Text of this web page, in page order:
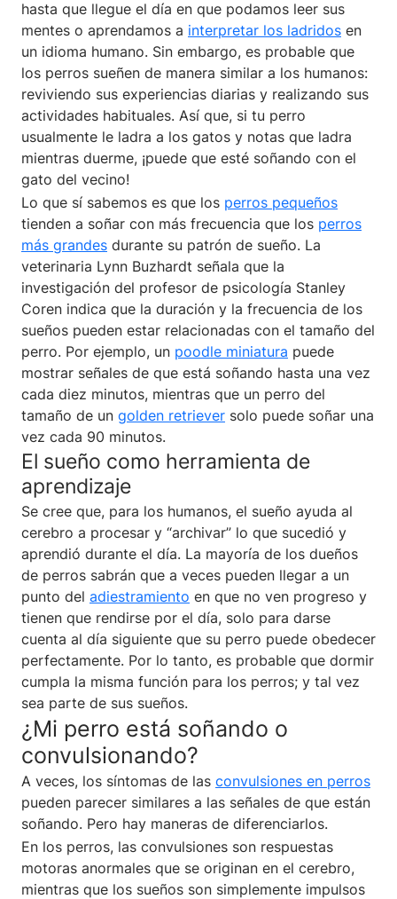
hasta que llegue el día en que podamos leer sus
mentes o aprendamos a interpretar los ladridos en
un idioma humano. Sin embargo, es probable que
los perros sueñen de manera similar a los humanos:
reviviendo sus experiencias diarias y realizando sus
actividades habituales. Así que, si tu perro
usualmente le ladra a los gatos y notas que ladra
mientras duerme, ¡puede que esté soñando con el
gato del vecino!
Lo que sí sabemos es que los perros pequeños
tienden a soñar con más frecuencia que los perros
más grandes durante su patrón de sueño. La
veterinaria Lynn Buzhardt señala que la
investigación del profesor de psicología Stanley
Coren indica que la duración y la frecuencia de los
sueños pueden estar relacionadas con el tamaño del
perro. Por ejemplo, un poodle miniatura puede
mostrar señales de que está soñando hasta una vez
cada diez minutos, mientras que un perro del
tamaño de un golden retriever solo puede soñar una
vez cada 90 minutos.
El sueño como herramienta de
aprendizaje
Se cree que, para los humanos, el sueño ayuda al
cerebro a procesar y “archivar” lo que sucedió y
aprendió durante el día. La mayoría de los dueños
de perros sabrán que a veces pueden llegar a un
punto del adiestramiento en que no ven progreso y
tienen que rendirse por el día, solo para darse
cuenta al día siguiente que su perro puede obedecer
perfectamente. Por lo tanto, es probable que dormir
cumpla la misma función para los perros; y tal vez
sea parte de sus sueños.
¿Mi perro está soñando o
convulsionando?
A veces, los síntomas de las convulsiones en perros
pueden parecer similares a las señales de que están
soñando. Pero hay maneras de diferenciarlos.
En los perros, las convulsiones son respuestas
motoras anormales que se originan en el cerebro,
mientras que los sueños son simplemente impulsos